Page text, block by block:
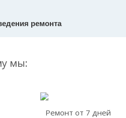
ремонта
мы:
Ремонт от 7 дней